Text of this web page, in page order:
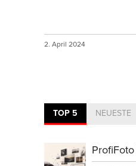
2. April 2024
TOP 5 NEUESTE